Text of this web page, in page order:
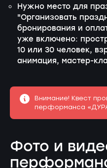
Нужно место для
"Организовать
бронирования и
уже включено:
10 или 30 человек,
анимация, мастер-
Внимание! Квест
перформанса
Фото и